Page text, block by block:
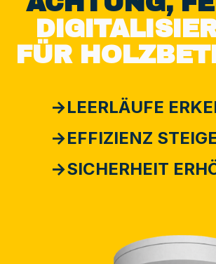
FÜR
→LEERLÄUFE
→EFFIZIENZ
→SICHERHEIT